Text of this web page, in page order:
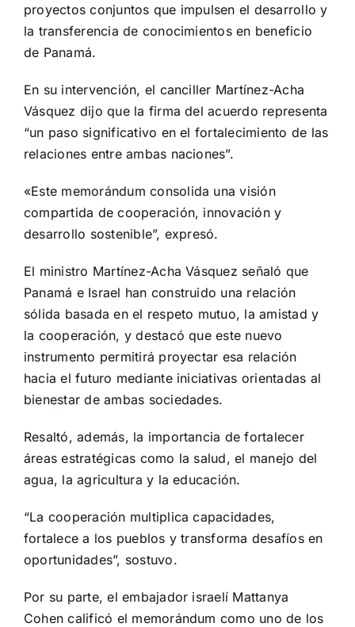
proyectos conjuntos que impulsen el desarrollo y
la transferencia de conocimientos en beneficio
de Panamá.
En su intervención, el canciller Martínez-Acha
Vásquez dijo que la firma del acuerdo representa
“un paso significativo en el fortalecimiento de las
relaciones entre ambas naciones”.
«Este memorándum consolida una visión
compartida de cooperación, innovación y
desarrollo sostenible”, expresó.
El ministro Martínez-Acha Vásquez señaló que
Panamá e Israel han construido una relación
sólida basada en el respeto mutuo, la amistad y
la cooperación, y destacó que este nuevo
instrumento permitirá proyectar esa relación
hacia el futuro mediante iniciativas orientadas al
bienestar de ambas sociedades.
Resaltó, además, la importancia de fortalecer
áreas estratégicas como la salud, el manejo del
agua, la agricultura y la educación.
“La cooperación multiplica capacidades,
fortalece a los pueblos y transforma desafíos en
oportunidades”, sostuvo.
Por su parte, el embajador israelí Mattanya
Cohen calificó el memorándum como uno de los